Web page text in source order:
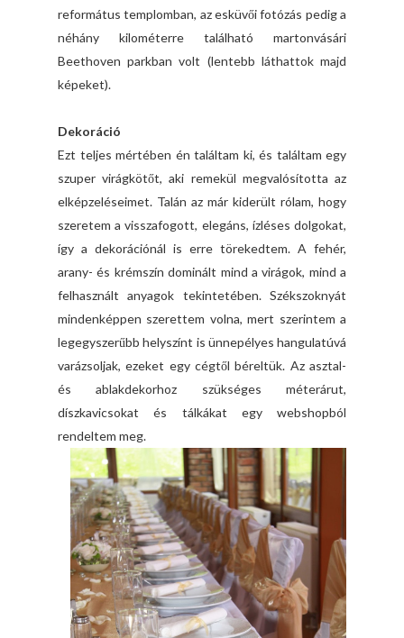
református templomban, az esküvői fotózás pedig a
néhány kilométerre található martonvásári
Beethoven parkban volt (lentebb láthattok majd
képeket).
Dekoráció
Ezt teljes mértében én találtam ki, és találtam egy
szuper virágkötőt, aki remekül megvalósította az
elképzeléseimet. Talán az már kiderült rólam, hogy
szeretem a visszafogott, elegáns, ízléses dolgokat,
így a dekorációnál is erre törekedtem. A fehér,
arany- és krémszín dominált mind a virágok, mind a
felhasznált anyagok tekintetében. Székszoknyát
mindenképpen szerettem volna, mert szerintem a
legegyszerűbb helyszínt is ünnepélyes hangulatúvá
varázsoljak, ezeket egy cégtől béreltük. Az asztal-
és ablakdekorhoz szükséges méterárut,
díszkavicsokat és tálkákat egy webshopból
rendeltem meg.